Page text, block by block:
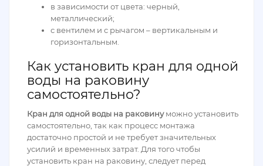
в зависимости от цвета: черный,
металлический;
с вентилем и с рычагом – вертикальным и
горизонтальным.
Как установить кран для одной
воды на раковину
самостоятельно?
Кран для одной воды на раковинуможно установить
самостоятельно, так как процесс монтажа
достаточно простой и не требует значительных
усилий и временных затрат. Для того чтобы
установить кран на раковину, следует перед